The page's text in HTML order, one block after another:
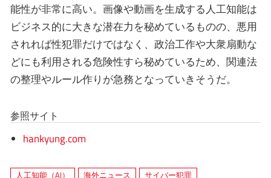
能性が非常に高い。画像や動画を生成する人工知能は
ビジネス的に大きな潜在力を秘めているものの、悪用
されれば性犯罪だけではなく、政治工作や大衆扇動な
どにも利用される危険性すら秘めているため、関連法
の整理やルール作りが急務となっていきそうだ。
参照サイト
hankyung.com
人工知能（AI） 海外ニュース サイバー犯罪